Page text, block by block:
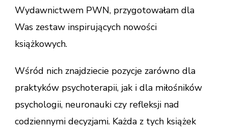
Wydawnictwem PWN, przygotowałam dla
Was zestaw inspirujących nowości
książkowych.
Wśród nich znajdziecie pozycje zarówno dla
praktyków psychoterapii, jak i dla miłośników
psychologii, neuronauki czy refleksji nad
codziennymi decyzjami. Każda z tych książek